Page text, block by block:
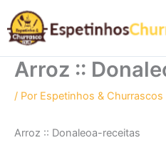
para
conteúdo
Arroz ::
/ Por Espetinhos & Churrascos
Arroz :: Donaleoa-receitas